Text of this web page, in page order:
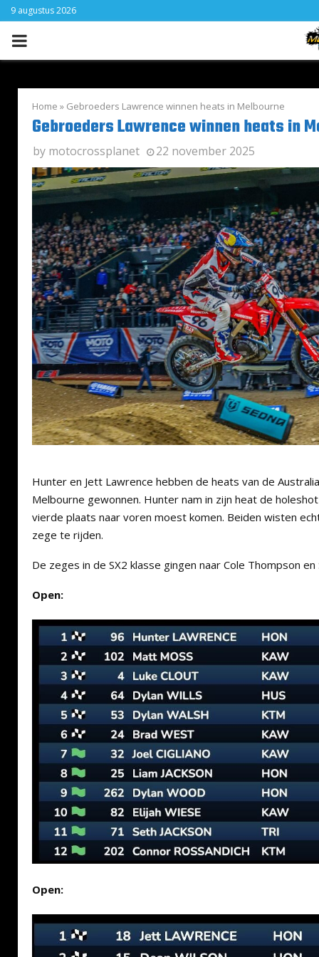
9 augustus 2026
PRIMARY
Home » Gebroeders Lawrence winnen heats in Melbourne
Gebroeders Lawrence winnen heats in
by motocrossplanet 22 november 2025
Hunter en Jett Lawrence hebben de heats van de
Melbourne gewonnen. Hunter nam in zijn heat de
vierde plaats naar voren moest komen. Beiden wisten
zege te rijden.
De zeges in de SX2 klasse gingen naar Cole Thompson en
Open:
Open: